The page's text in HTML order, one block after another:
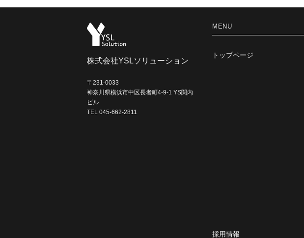
株式会社YSLソリューション
〒231-0033
神奈川県横浜市中区長者町4-9-1 YS関内
ビル
TEL 045-662-2811
MENU
トップページ
採用情報